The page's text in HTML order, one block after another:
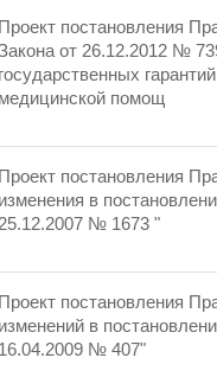
Проект постановления
от 26.12.2012 №
государственных
медицинской помощ
Проект постановления
изменения в
25.12.2007 № 1673 "
Проект постановления
изменений в
16.04.2009 № 407"